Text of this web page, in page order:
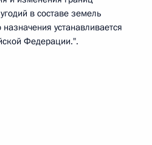
в составе земель
устанавливается
Федерации.".